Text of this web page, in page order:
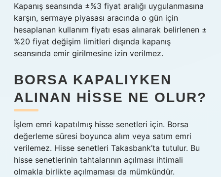
Kapanış seansında ±%3 fiyat aralığı uygulanmasına
karşın, sermaye piyasası aracında o gün için
hesaplanan kullanım fiyatı esas alınarak belirlenen ±
%20 fiyat değişim limitleri dışında kapanış
seansında emir girilmesine izin verilmez.
BORSA KAPALIYKEN
ALINAN HISSE NE OLUR?
İşlem emri kapatılmış hisse senetleri için. Borsa
değerleme süresi boyunca alım veya satım emri
verilemez. Hisse senetleri Takasbank’ta tutulur. Bu
hisse senetlerinin tahtalarının açılması ihtimali
olmakla birlikte açılmaması da mümkündür.